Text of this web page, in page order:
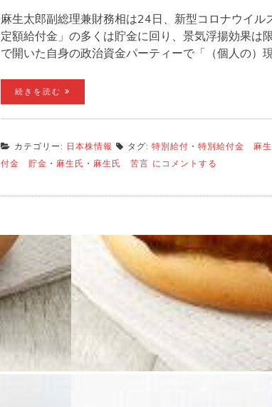
麻生太郎副総理兼財務相は24日、新型コロナウイ
定額給付金」の多くは貯金に回り、景気浮揚効果は
で開いた自身の政治資金パーティーで「（個人の）
続きを読む
カテゴリー: 日本株情報 タグ: 特別給付 ・ 特別給付金 麻生
付金 貯金 ・ 麻生氏 ・ 麻生氏 苦言 麻
特
額
給
付
に
苦
にコメントする